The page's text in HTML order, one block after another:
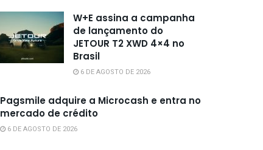
W+E assina a campanha
de lançamento do
JETOUR T2 XWD 4×4 no
Brasil
6 DE AGOSTO DE 2026
Pagsmile adquire a Microcash e entra no
mercado de crédito
6 DE AGOSTO DE 2026